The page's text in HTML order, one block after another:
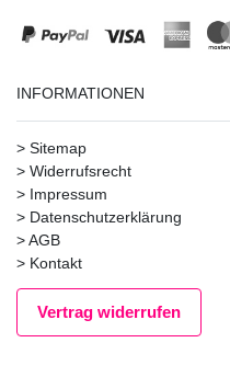
INFORMATIONEN
> Sitemap
> Widerrufsrecht
> Impressum
> Datenschutzerklärung
>AGB
> Kontakt
Vertrag widerrufen